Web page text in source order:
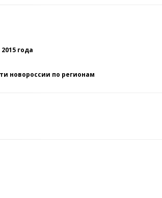
года
новороссии по регионам